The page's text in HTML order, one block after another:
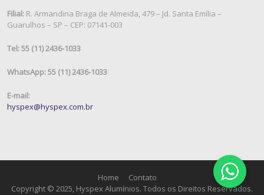
Filial: R. Armandina Braga de Almeida, 479 – Jd. Santa Emília –
Guarulhos – SP – CEP: 07141-003
Tel: 55 (11) 2436-1033
WhatsApp: 55 (11) 2436-1033
E-mail:
hyspex@hyspex.com.br
Home
Contato
Copyright © 2025, Hyspex Alumínios. Todos os Direitos Reservados.